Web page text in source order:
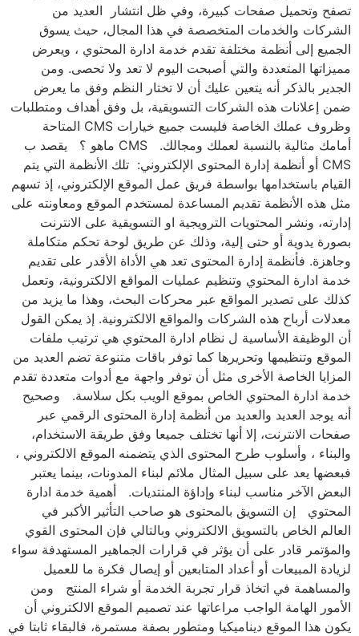
تصفح وتحميل صفحات كبيرة، وفي ظل انتشار العديد من
الشركات والخدمات المتخصصة في هذا المجال، حيث يسوق
الجميع إلى أنظمة مختلفة تقدم خدمة ادارة المحتوي ، ويعرض
مميزاتها المتعددة والتي أصبحت اليوم لا تعد ولا تحصى. ومن
الجدير بالذكر أنه يتعين عليك أن لا تختار النظم وفق ما يعرض
ضمن إعلانات هذه الشركات التسويقية، بل وفق أهداف ومتطلبات
وظروف عملك الخاصة فليست جميع خيارات CMS المتاحة
أمامك مثالية بالنسبة لعملك ومجالك. CMS ماهو ؟ يقصد ب
CMS أو أنظمة إدارة المحتوى الإلكتروني: تلك الأنظمة التي يتم
القيام باستخدامها بواسطة فريق عمل الموقع الإلكتروني، إذ تسهم
مثل هذه الأنظمة تقديم المساعدة لمستخدم الموقع ومعاونته على
إدارته، ونشر المحتويات الترويجية او التسويقية على الانترنت
بصورة يدوية أو حتى إلية، وذلك عن طريق لوحة تحكم متكاملة
وجاهزة. فأنظمة إدارة المحتوى تعد هي الأداة الأقدر على تقديم
خدمة ادارة المحتوي وتنظيم عمليات المواقع الالكترونية، وتعمل
كذلك على تصدير المواقع عبر محركات البحث، وهذا ما يزيد من
معدلات أرباح هذه الشركات والمواقع الالكترونية. إذ يمكن القول
أن الوظيفة الأساسية ل نظام ادارة المحتوي هي ترتيب ملفات
الموقع وتنظيمها وتحريرها كما توفر باقات متنوعة تضم العديد من
المزايا الخاصة الأخرى مثل أن توفر واجهة مع أدوات متعددة تقدم
خدمة ادارة المحتوي الخاص بموقع الويب بكل سلاسة. وصحيح
أنه يوجد العديد والعديد من أنظمة إدارة المحتوى الرقمي عبر
صفحات الانترنت، إلا أنها تختلف جميعا وفق طريقة الاستخدام،
والبناء ، وأسلوب طرح المحتوى الذي يتضمنه الموقع الالكتروني ،
فبعضها يعد على سبيل المثال ملائم لبناء المدونات، بينما يعتبر
البعض الآخر مناسب لبناء وإداؤة المنتديات. أهمية خدمة ادارة
المحتوي إن التسويق بالمحتوى هو صاحب التأثير الأكبر في
العالم الخاص بالتسويق الالكتروني وبالتالي فإن المحتوى القوي
والمؤتمر قادر على أن يؤثر في قرارات الجماهير المستهدفة سواء
لزيادة المبيعات أو أعداد المتابعين أو إيصال فكرة ما للعميل
والمساهمة في اتخاذ قرار تجربة الخدمة أو شراء المنتج ومن
الأمور الهامة الواجب مراعاتها عند تصميم الموقع الالكتروني أن
يكون هذا الموقع ديناميكيا ومتطور بصفة مستمرة، فالبقاء ثابتا في